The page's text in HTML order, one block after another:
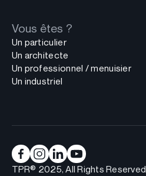
Vous êtes ?
Un particulier
Un architecte
Un professionnel / menuisier
Un industriel
TPR® 2025, All Rights Reserved